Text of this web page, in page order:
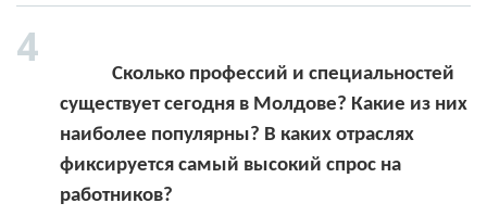
существует сегодня в Молдове? Какие из них
наиболее популярны? В каких отраслях
фиксируется самый высокий спрос на
работников?